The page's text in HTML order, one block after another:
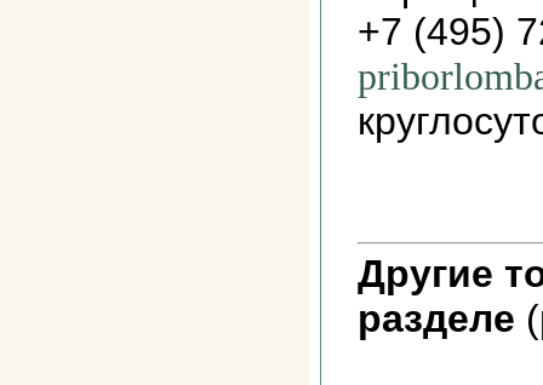
+7 (495)
Другие
разделе